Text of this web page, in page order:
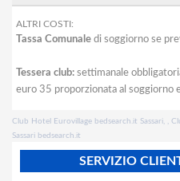
ALTRI COSTI:
Tassa Comunale di soggiorno se
Tessera club: settimanale
euro 35 proporzionata al soggiorno
Club Hotel Eurovillage bedsearch.it Sassari, ,
Sassari bedsearch.it
SERVIZIO